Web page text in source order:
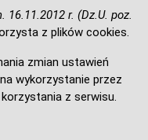
r. (Dz.U. poz.
z plików cookies.
zmian ustawień
wykorzystanie przez
z serwisu.